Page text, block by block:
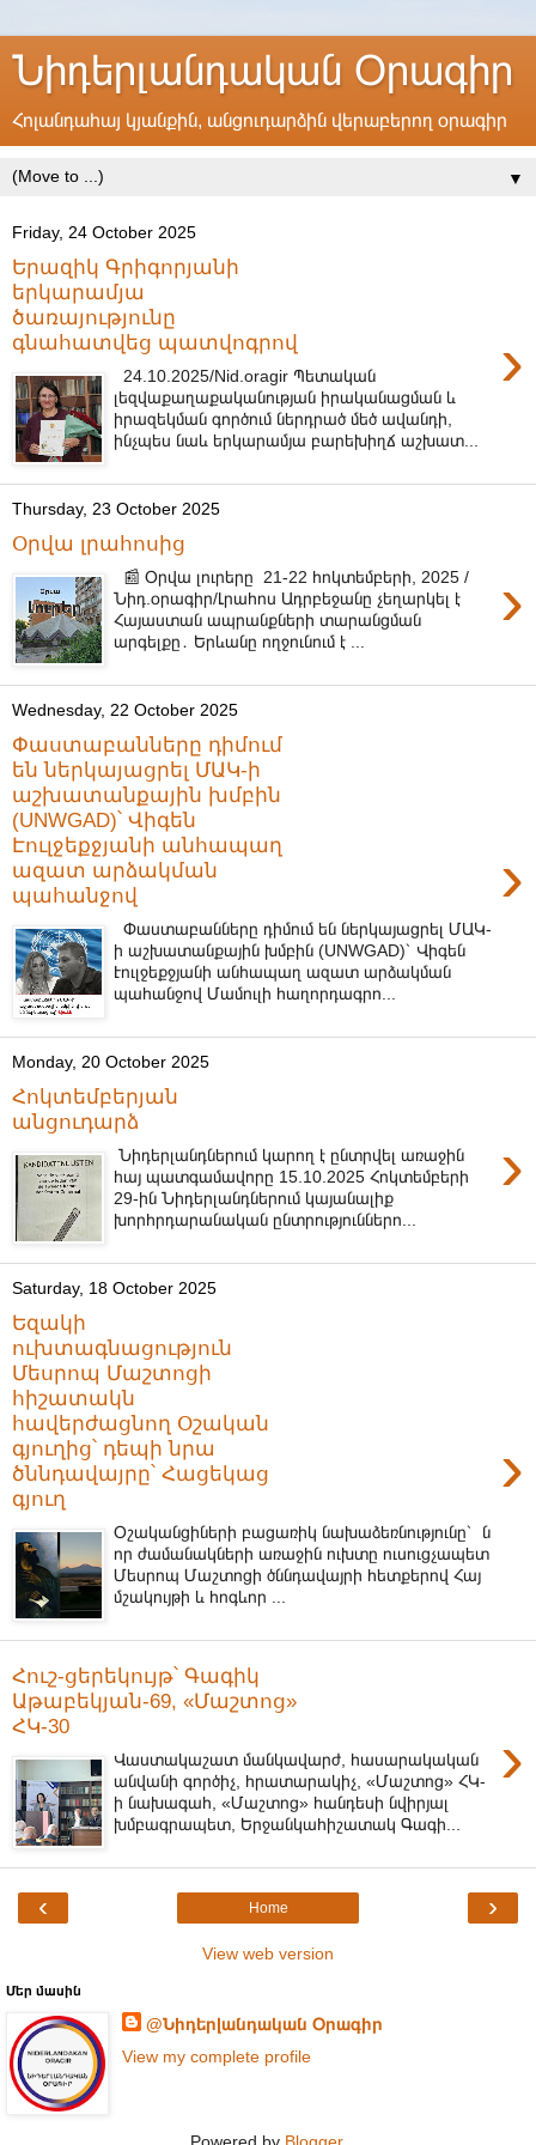
Նիդերլանդական Օրագիր
Հոլանդահայ կյանքին, անցուդարձին վերաբերող օրագիր
▼
Friday, 24 October 2025
Երազիկ Գրիգորյանի
երկարամյա
ծառայությունը
գնահատվեց պատվոգրով
›
24.10.2025/Nid.oragir Պետական
լեզվաքաղաքականության իրականացման և
իրազեկման գործում ներդրած մեծ ավանդի,
ինչպես նաև երկարամյա բարեխիղճ աշխատ...
Thursday, 23 October 2025
Օրվա լրահոսից
›
📰 Օրվա լուրերը 21-22 հոկտեմբերի, 2025 /
Նիդ.օրագիր/Լրահոս Ադրբեջանը չեղարկել է
Հայաստան ապրանքների տարանցման
արգելքը․ Երևանը ողջունում է ...
Wednesday, 22 October 2025
Փաստաբանները դիմում
են ներկայացրել ՄԱԿ-ի
աշխատանքային խմբին
(UNWGAD)՝ Վիգեն
Էուլջեքջյանի անհապաղ
ազատ արձակման
պահանջով
›
Փաստաբանները դիմում են ներկայացրել ՄԱԿ-
ի աշխատանքային խմբին (UNWGAD)՝ Վիգեն
Էուլջեքջյանի անհապաղ ազատ արձակման
պահանջով Մամուլի հաղորդագրո...
Monday, 20 October 2025
Հոկտեմբերյան
անցուդարձ
›
Նիդերլանդներում կարող է ընտրվել առաջին
հայ պատգամավորը 15.10.2025 Հոկտեմբերի
29-ին Նիդերլանդներում կայանալիք
խորհրդարանական ընտրություններո...
Saturday, 18 October 2025
Եզակի
ուխտագնացություն
Մեսրոպ Մաշտոցի
հիշատակն
հավերժացնող Օշական
գյուղից՝ դեպի նրա
ծննդավայրը՝ Հացեկաց
գյուղ
›
Օշականցիների բացառիկ նախաձեռնությունը՝ ն
որ ժամանակների առաջին ուխտը ուսուցչապետ
Մեսրոպ Մաշտոցի ծննդավայրի հետքերով Հայ
մշակույթի և հոգևոր ...
Հուշ-ցերեկույթ՝ Գագիկ
Աթաբեկյան-69, «Մաշտոց»
ՀԿ-30
›
Վաստակաշատ մանկավարժ, հասարակական
անվանի գործիչ, հրատարակիչ, «Մաշտոց» ՀԿ-
ի նախագահ, «Մաշտոց» հանդեսի նվիրյալ
խմբագրապետ, Երջանկահիշատակ Գագի...
‹ ›
Home
View web version
Մեր մասին
@Նիդերլանդական Օրագիր
View my complete profile